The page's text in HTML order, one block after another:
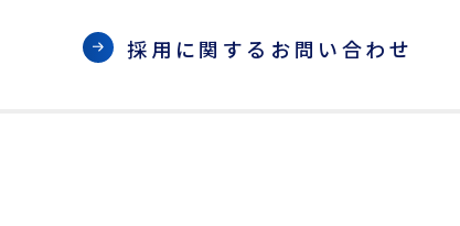
採用に関するお問い合わせ